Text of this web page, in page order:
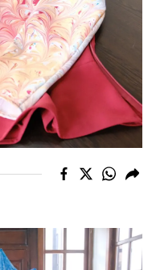
Karaman
Kırıkkale
Batman
Şırnak
Bartın
Ardahan
Yalova